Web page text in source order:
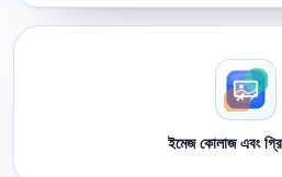
ইমেজ কোলাজ এবং